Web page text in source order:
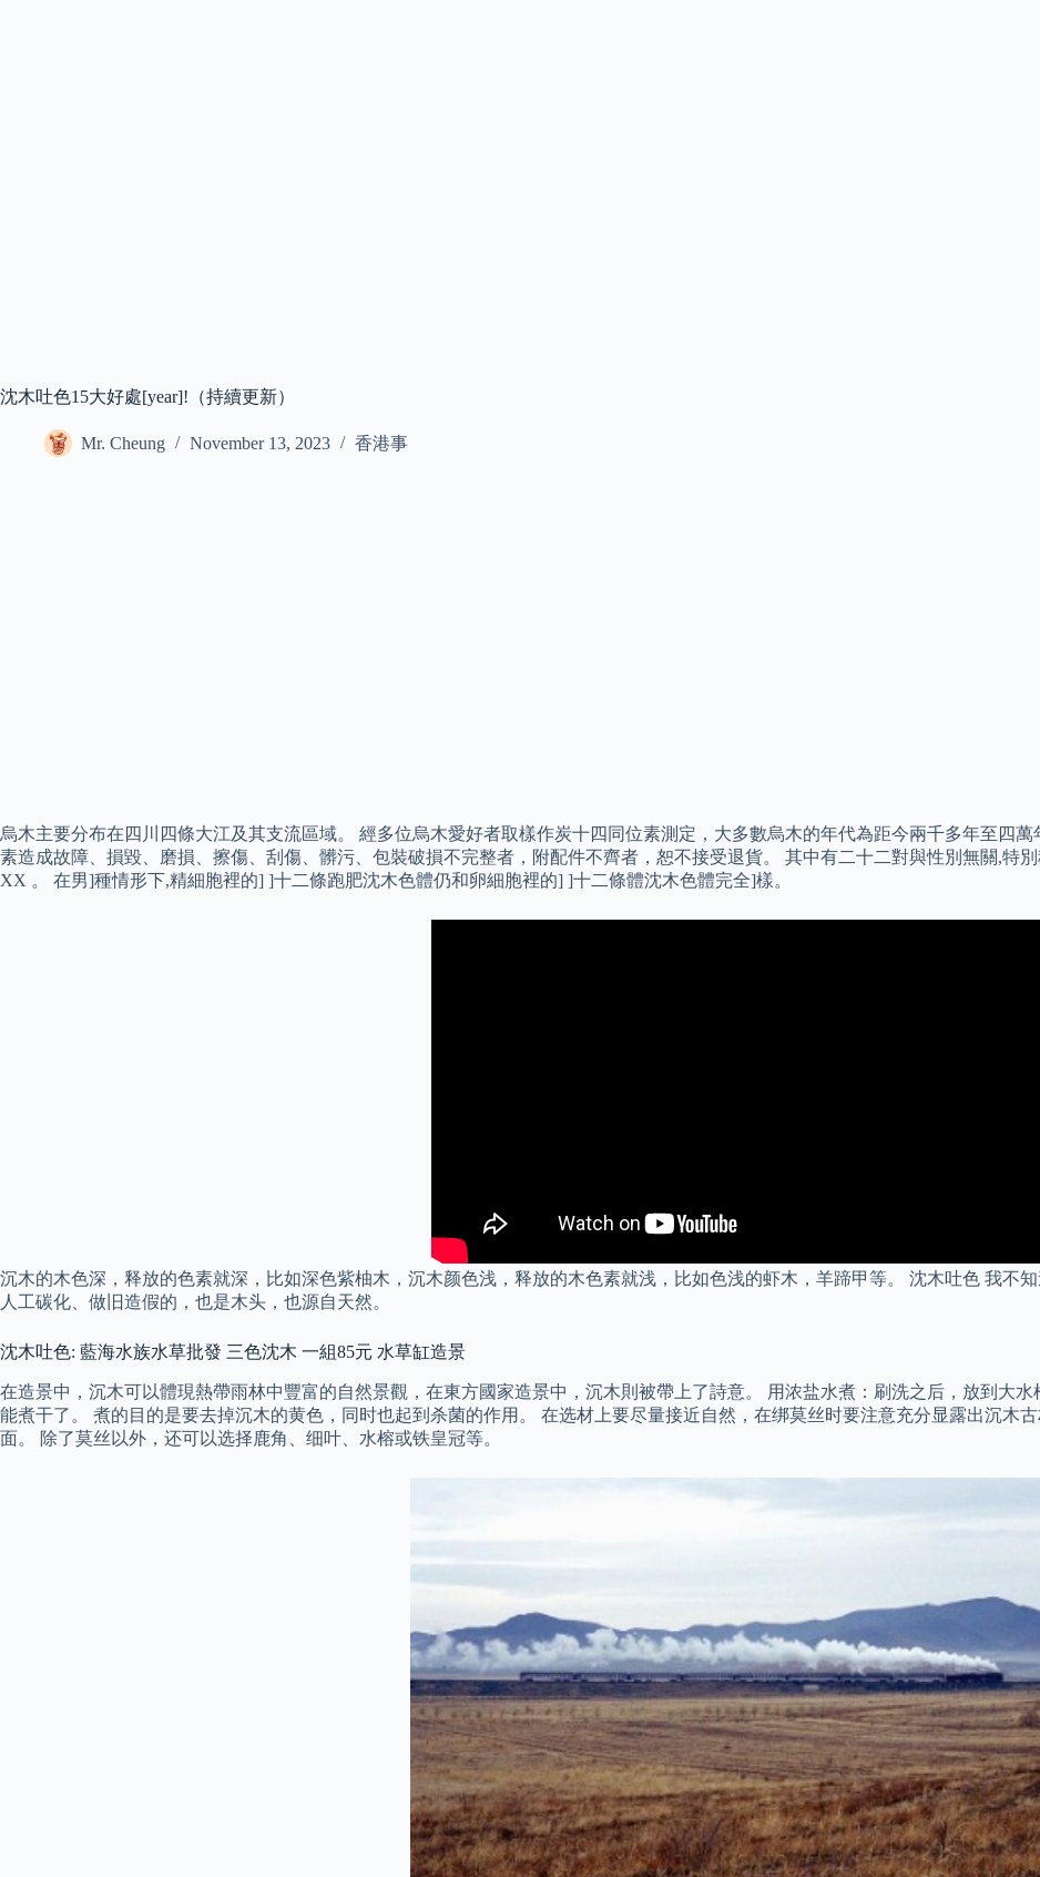
沈木吐色15大好處[year]!（持續更新）
Mr. Cheung November 13, 2023 香港事
烏木主要分布在四川四條大江及其支流區域。 經多位烏木愛好者取樣作炭十四同位素測定，大多數烏木的年代為距今兩千多年至四
素造成故障、損毀、磨損、擦傷、刮傷、髒污、包裝破損不完整者，附配件不齊者，恕不接受退貨。 其中有二十二對與性別無關,特
XX 。 在男]種情形下,精細胞裡的] ]十二條跑肥沈木色體仍和卵細胞裡的] ]十二條體沈木色體完全]樣。
沉木的木色深，释放的色素就深，比如深色紫柚木，沉木颜色浅，释放的木色素就浅，比如色浅的虾木，羊蹄甲等。 沈木吐色 我不
人工碳化、做旧造假的，也是木头，也源自天然。
沈木吐色: 藍海水族水草批發 三色沈木 一組85元 水草缸造景
在造景中，沉木可以體現熱帶雨林中豐富的自然景觀，在東方國家造景中，沉木則被帶上了詩意。 用浓盐水煮：刷洗之后，放到大
能煮干了。 煮的目的是要去掉沉木的黄色，同时也起到杀菌的作用。 在选材上要尽量接近自然，在绑莫丝时要注意充分显露出沉木
面。 除了莫丝以外，还可以选择鹿角、细叶、水榕或铁皇冠等。